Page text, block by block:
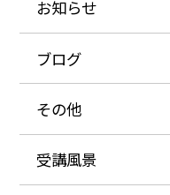
お知らせ
ブログ
その他
受講風景